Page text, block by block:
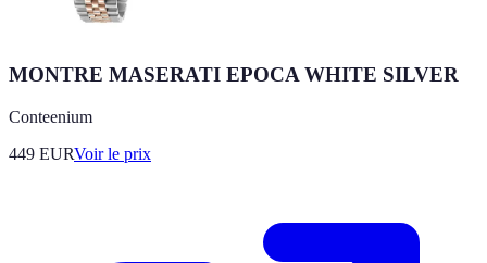
MONTRE MASERATI EPOCA WHITE SILVER
Conteenium
449 EURVoir le prix